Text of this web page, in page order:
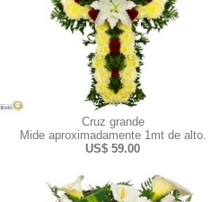
Cruz grande
Mide aproximadamente 1mt de alto.
US$ 59.00